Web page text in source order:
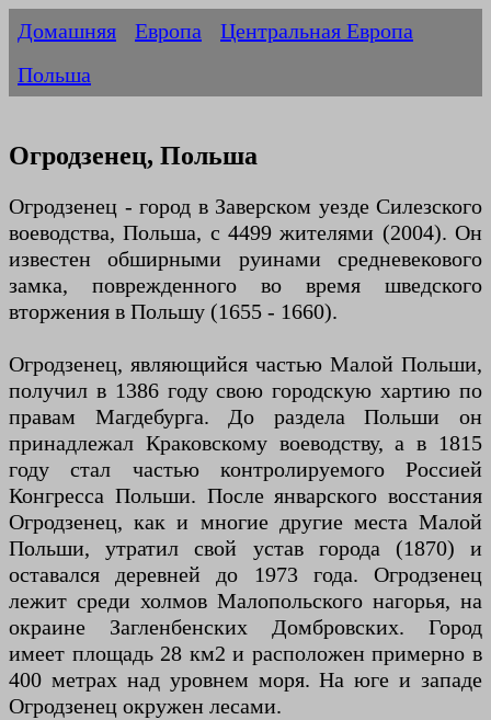
Домашняя Европа
Центральная Европа
Польша
Огродзенец, Польша
Огродзенец - город в Заверском уезде Силезского
воеводства, Польша, с 4499 жителями (2004). Он
известен обширными руинами средневекового
замка, поврежденного во время шведского
вторжения в Польшу (1655 - 1660).
Огродзенец, являющийся частью Малой Польши,
получил в 1386 году свою городскую хартию по
правам Магдебурга. До раздела Польши он
принадлежал Краковскому воеводству, а в 1815
году стал частью контролируемого Россией
Конгресса Польши. После январского восстания
Огродзенец, как и многие другие места Малой
Польши, утратил свой устав города (1870) и
оставался деревней до 1973 года. Огродзенец
лежит среди холмов Малопольского нагорья, на
окраине Загленбенских Домбровских. Город
имеет площадь 28 км2 и расположен примерно в
400 метрах над уровнем моря. На юге и западе
Огродзенец окружен лесами.